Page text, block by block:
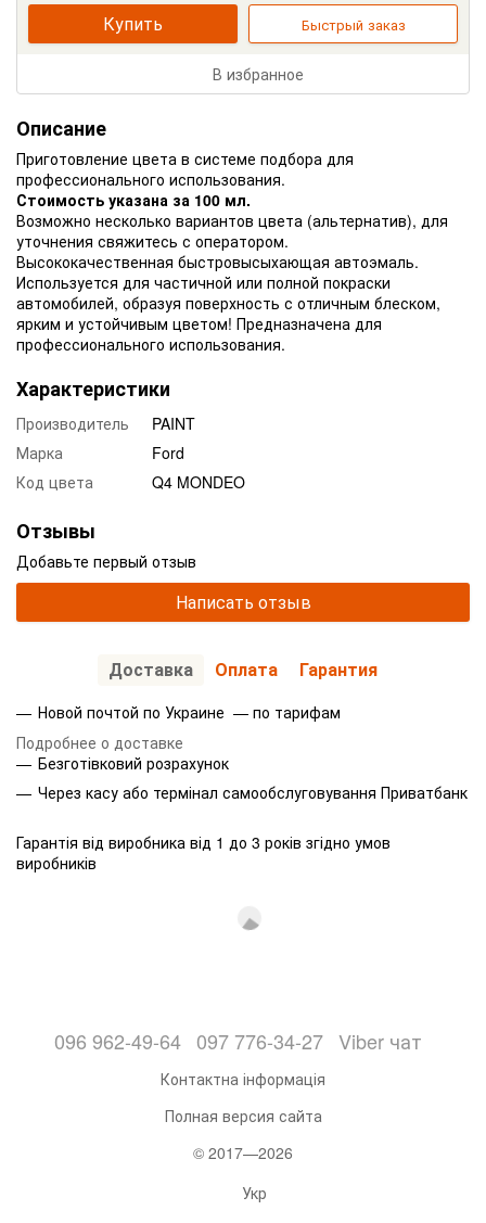
Купить Быстрый заказ
В избранное
Описание
Приготовление цвета в системе подбора для
профессионального использования.
Стоимость указана за 100 мл.
Возможно несколько вариантов цвета (альтернатив), для
уточнения свяжитесь с оператором.
Высококачественная быстровысыхающая автоэмаль.
Используется для частичной или полной покраски
автомобилей, образуя поверхность с отличным блеском,
ярким и устойчивым цветом! Предназначена для
профессионального использования.
Характеристики
Производитель
PAINT
Марка
Ford
Код цвета
Q4 MONDEO
Отзывы
Добавьте первый отзыв
Написать отзыв
Доставка Оплата Гарантия
Новой почтой по Украине — по тарифам
Подробнее о доставке
Безготівковий розрахунок
Через касу або термінал самообслуговування Приватбанк
Гарантія від виробника від 1 до 3 років згідно умов
виробників
096 962-49-64 097 776-34-27 Viber чат
Контактна інформація
Полная версия сайта
© 2017—2026
Укр